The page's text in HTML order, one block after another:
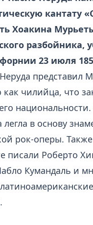
кантату
Хоакина
разбойника,
23 июля
Неруда представил
чилийца, что
национальности.
легла в основу
рок-оперы.
писали Роберто
Кумандаль и